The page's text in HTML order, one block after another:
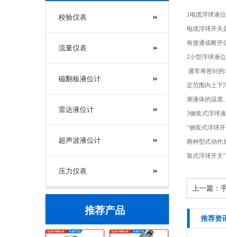
校验仪表
流量仪表
磁翻板液位计
雷达液位计
超声波液位计
压力仪表
推荐产品
1电缆浮球液
电缆浮球开关
有接通或断开
2小型浮球液
通常将密封
定范围内上下
测液体的温度
3侧装式浮球
“侧装式浮球
两种型式动作
装式浮球开关
上一篇：
推荐资